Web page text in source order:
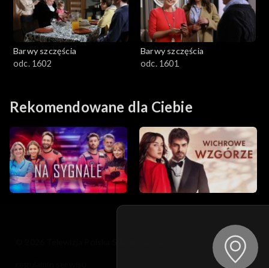
Barwy szczęścia
odc. 1602
Barwy szczęścia
odc. 1601
Rekomendowane dla Ciebie